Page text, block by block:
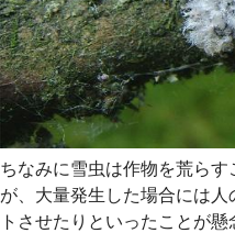
ちなみに雪虫は作物を荒ら
が、大量発生した場合には
トさせたりといったことが